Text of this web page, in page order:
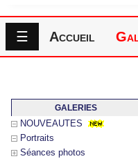
☰ Accueil
GALERIES
NOUVEAUTES
Portraits
Séances photos